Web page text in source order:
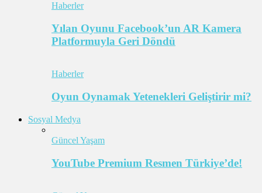
Haberler
Yılan Oyunu Facebook’un AR Kamera
Platformuyla Geri Döndü
Haberler
Oyun Oynamak Yetenekleri Geliştirir mi?
Sosyal Medya
Güncel Yaşam
YouTube Premium Resmen Türkiye’de!